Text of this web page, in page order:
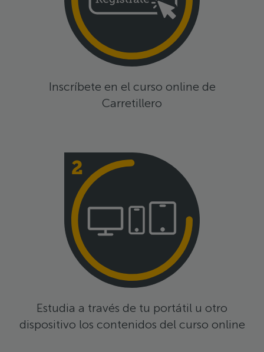
Inscríbete en el curso online de
Carretillero
Estudia a través de tu portátil u otro
dispositivo los contenidos del curso online